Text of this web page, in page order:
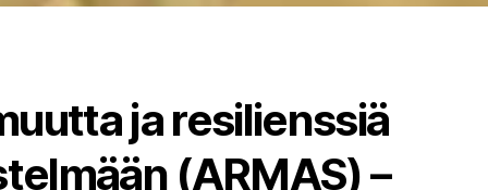
ja resilienssiä
(ARMAS) –